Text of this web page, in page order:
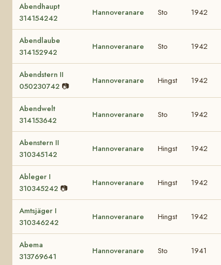
Abendhaupt
314154242
Hannoveranare Sto 1942
Abendlaube
314152942
Hannoveranare Sto 1942
Abendstern II
050230742 📷
Hannoveranare Hingst 1942
Abendwelt
314153642
Hannoveranare Sto 1942
Abenstern II
310345142
Hannoveranare Hingst 1942
Ableger I
310345242 📷
Hannoveranare Hingst 1942
Amtsjäger I
310346242
Hannoveranare Hingst 1942
Abema
313769641
Hannoveranare Sto 1941